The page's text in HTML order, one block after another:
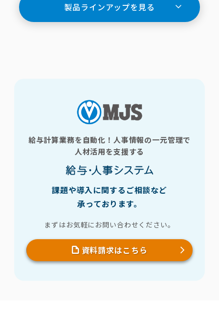
製品ラインアップを見る
給与計算業務を自動化！人事情報の一元管理で
人材活用を支援する
課題や導入に関するご相談など
承っております。
まずはお気軽にお問い合わせください。
資料請求はこちら